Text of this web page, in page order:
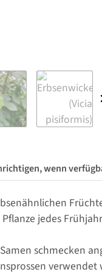
wenn
jedes
schmecken